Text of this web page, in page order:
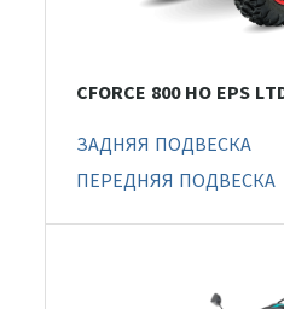
CFORCE 800 HO EPS
ЗАДНЯЯ ПОДВЕСКА
ПЕРЕДНЯЯ ПОДВЕСКА